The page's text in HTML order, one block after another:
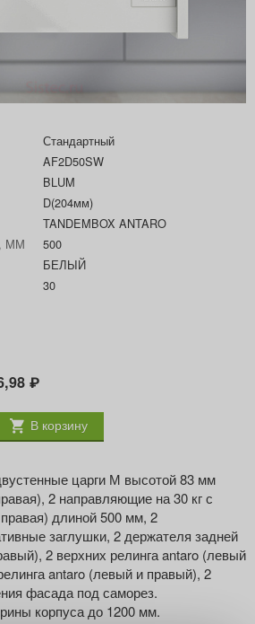
Стандартный
AF2D50SW
BLUM
D(204мм)
TANDEMBOX ANTARO
ММ
500
БЕЛЫЙ
30
₽
В корзину
царги М высотой 83 мм
2 направляющие на 30 кг с
длиной 500 мм, 2
заглушки, 2 держателя задней
2 верхних релинга antaro (левый
antaro (левый и правый), 2
фасада под саморез.
корпуса до 1200 мм.